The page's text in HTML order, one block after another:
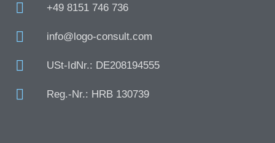
+49 8151 746 736
info@logo-consult.com
USt-IdNr.: DE208194555
Reg.-Nr.: HRB 130739